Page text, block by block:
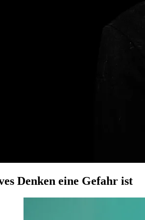
Denken eine Gefahr ist